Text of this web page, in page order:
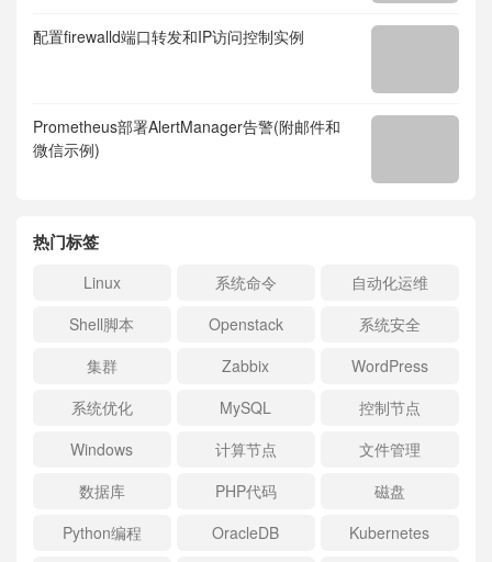
配置firewalld端口转发和IP访问控制实例
Prometheus部署AlertManager告警(附邮件和
微信示例)
热门标签
Linux 系统命令
自动化运维
Shell脚本
Openstack
系统安全
集群
Zabbix
WordPress
系统优化
MySQL
控制节点
Windows
计算节点
文件管理
数据库
PHP代码
磁盘
Python编程
OracleDB Kubernetes